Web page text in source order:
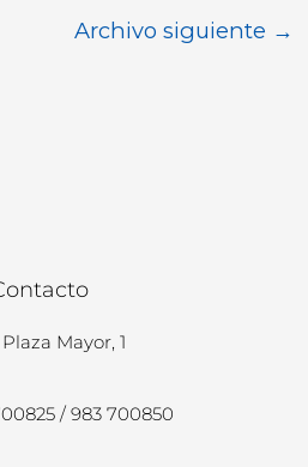
Archivo siguiente →
Plaza Mayor, 1
/ 983 700850